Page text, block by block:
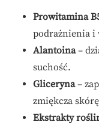
Prowitamina
podrażnienia i
Alantoina–
suchość.
Gliceryna–
zmiękcza
Ekstrakty